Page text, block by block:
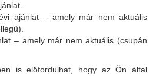
ajánlat – amely már nem aktuális
– amely már nem aktuális (csupán
is elöfordulhat, hogy az Ön által